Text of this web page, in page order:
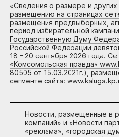
«Сведения о размере и других
размещению на страницах
размещения предвыборных,
период избирательной
Государственную Думу
Российской Федерации
18 – 20 сентября 2026 года.
«Комсомольская правда»
80505 от 15.03.2021г.),
сегменте сайта:
Новости, размещенные в
компаний» и «Новости
«реклама», «городская